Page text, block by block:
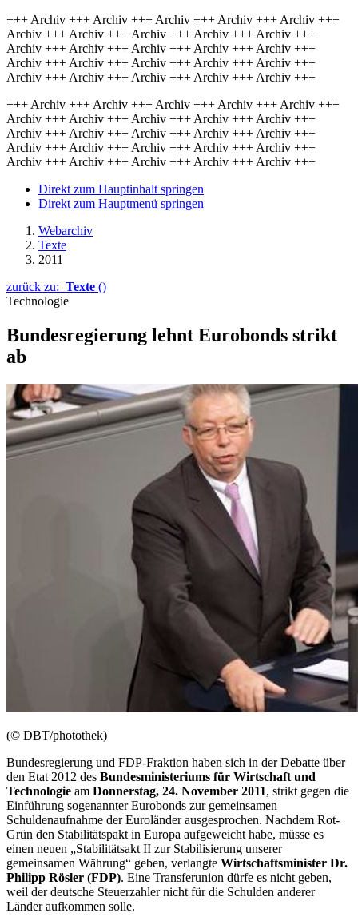
+++ Archiv +++ Archiv +++ Archiv +++ Archiv +++ Archiv +++
Archiv +++ Archiv +++ Archiv +++ Archiv +++ Archiv +++
Archiv +++ Archiv +++ Archiv +++ Archiv +++ Archiv +++
Archiv +++ Archiv +++ Archiv +++ Archiv +++ Archiv +++
Archiv +++ Archiv +++ Archiv +++ Archiv +++ Archiv +++
+++ Archiv +++ Archiv +++ Archiv +++ Archiv +++ Archiv +++
Archiv +++ Archiv +++ Archiv +++ Archiv +++ Archiv +++
Archiv +++ Archiv +++ Archiv +++ Archiv +++ Archiv +++
Archiv +++ Archiv +++ Archiv +++ Archiv +++ Archiv +++
Archiv +++ Archiv +++ Archiv +++ Archiv +++ Archiv +++
Direkt zum Hauptinhalt springen
Direkt zum Hauptmenü springen
Webarchiv
Texte
2011
zurück zu: Texte ()
Technologie
Bundesregierung lehnt Eurobonds strikt
ab
(© DBT/photothek)
Bundesregierung und FDP-Fraktion haben sich in der Debatte über
den Etat 2012 des Bundesministeriums für Wirtschaft und
Technologie am Donnerstag, 24. November 2011, strikt gegen die
Einführung sogenannter Eurobonds zur gemeinsamen
Schuldenaufnahme der Euroländer ausgesprochen. Nachdem Rot-
Grün den Stabilitätspakt in Europa aufgeweicht habe, müsse es
einen neuen „Stabilitätsakt II zur Stabilisierung unserer
gemeinsamen Währung“ geben, verlangte Wirtschaftsminister Dr.
Philipp Rösler (FDP). Eine Transferunion dürfe es nicht geben,
weil der deutsche Steuerzahler nicht für die Schulden anderer
Länder aufkommen solle.